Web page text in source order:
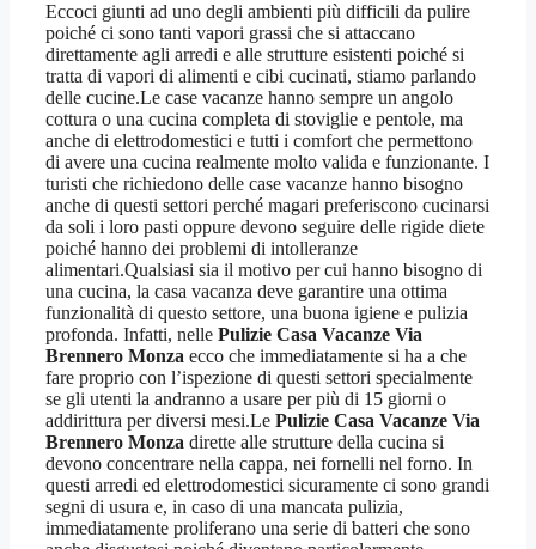
Eccoci giunti ad uno degli ambienti più difficili da pulire
poiché ci sono tanti vapori grassi che si attaccano
direttamente agli arredi e alle strutture esistenti poiché si
tratta di vapori di alimenti e cibi cucinati, stiamo parlando
delle cucine.Le case vacanze hanno sempre un angolo
cottura o una cucina completa di stoviglie e pentole, ma
anche di elettrodomestici e tutti i comfort che permettono
di avere una cucina realmente molto valida e funzionante. I
turisti che richiedono delle case vacanze hanno bisogno
anche di questi settori perché magari preferiscono cucinarsi
da soli i loro pasti oppure devono seguire delle rigide diete
poiché hanno dei problemi di intolleranze
alimentari.Qualsiasi sia il motivo per cui hanno bisogno di
una cucina, la casa vacanza deve garantire una ottima
funzionalità di questo settore, una buona igiene e pulizia
profonda. Infatti, nelle Pulizie Casa Vacanze Via
Brennero Monza ecco che immediatamente si ha a che
fare proprio con l’ispezione di questi settori specialmente
se gli utenti la andranno a usare per più di 15 giorni o
addirittura per diversi mesi.Le Pulizie Casa Vacanze Via
Brennero Monza dirette alle strutture della cucina si
devono concentrare nella cappa, nei fornelli nel forno. In
questi arredi ed elettrodomestici sicuramente ci sono grandi
segni di usura e, in caso di una mancata pulizia,
immediatamente proliferano una serie di batteri che sono